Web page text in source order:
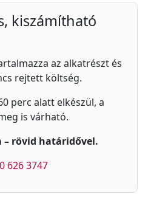
kiszámítható
az alkatrészt és
rejtett költség.
perc alatt elkészül, a
is várható.
– rövid határidővel.
626 3747